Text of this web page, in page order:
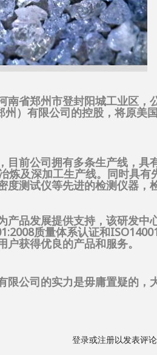
南省郑州市登封阳城工业区
）有限公司的控股，将原美
前公司拥有多条生产线，具
及深加工生产线。同时具有
测试仪等先进的检测仪器，
产品发展提供支持，该研发
质量体系认证和
获得优良的产品和服务。
公司的实力是毋庸置疑的，
登录或注册以发表评论